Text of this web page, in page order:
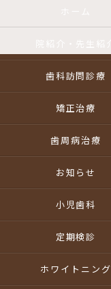
歯科訪問診療
矯正治療
歯周病治療
お知らせ
小児歯科
定期検診
ホワイトニング